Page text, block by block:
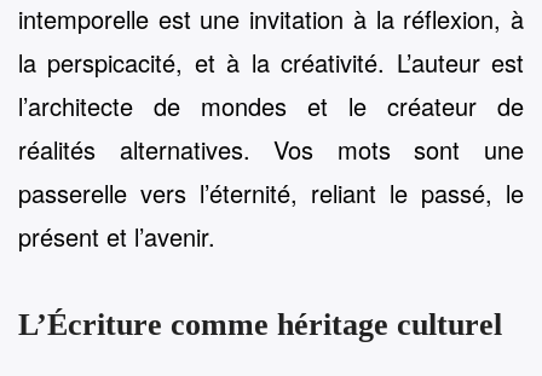
intemporelle est une invitation à la réflexion, à
la perspicacité, et à la créativité. L’auteur est
l’architecte de mondes et le créateur de
réalités alternatives. Vos mots sont une
passerelle vers l’éternité, reliant le passé, le
présent et l’avenir.
L’Écriture comme héritage culturel